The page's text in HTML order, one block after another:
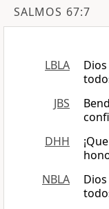
SALMOS 67:7
LBLA
JBS
DHH
NBLA